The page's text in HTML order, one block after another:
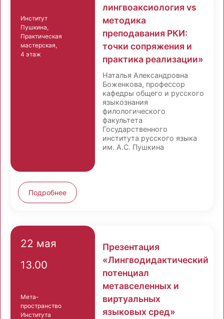
Институт
Пушкина,
Практическая
мастерская,
4 этаж
лингвоаксиология vs
методика
преподавания РКИ:
точки сопряжения и
практика реализации»
Наталья Александровна
Боженкова, профессор
кафедры общего и русского
языкознания
филологического
факультета
Государственного
института русского языка
им. А.С. Пушкина
Подробнее
22 мая
13.00
Мета-
пространство
Института
Презентация
«Лингводидактический
потенциал
метавселенных и
виртуальных
языковых сред»